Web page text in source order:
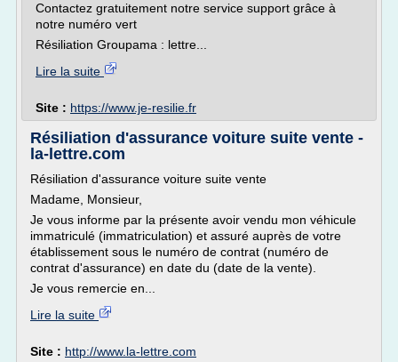
Contactez gratuitement notre service support grâce à
notre numéro vert
Résiliation Groupama : lettre...
Lire la suite
Site : https://www.je-resilie.fr
Résiliation d'assurance voiture suite vente -
la-lettre.com
Résiliation d'assurance voiture suite vente
Madame, Monsieur,
Je vous informe par la présente avoir vendu mon véhicule
immatriculé (immatriculation) et assuré auprès de votre
établissement sous le numéro de contrat (numéro de
contrat d'assurance) en date du (date de la vente).
Je vous remercie en...
Lire la suite
Site : http://www.la-lettre.com